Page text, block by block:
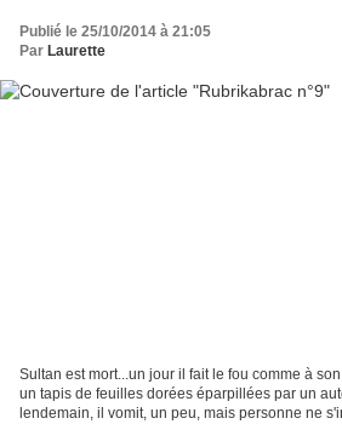
Publié le 25/10/2014 à 21:05
Par Laurette
Sultan est mort...un jour il fait le fou comme à
un tapis de feuilles dorées éparpillées par un
lendemain, il vomit, un peu, mais personne ne